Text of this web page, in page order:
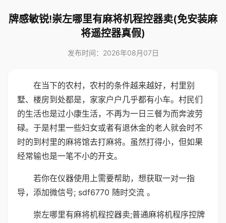
牌感敏锐!崇左哪里有麻将机程控器卖(免安装麻
将遥控器真假)
发布时间：2026年08月07日
在当下的农村，农村的条件越来越好，村里别
墅、楼房到处都是，家家户户几乎都有小车。村民们
的生活也是过小康生活，不再为一日三餐为而奔波劳
碌。于是村里一些妇女或者有退休金的老人就会时不
时的到村里的麻将馆去打麻将。虽然打得小，但如果
经常输也是一笔不小的开支。
若你在仪器使用上需要帮助，想获取一对一指
导，添加微信号; sdf6770 随时交流 。
崇左哪里有麻将机程控器卖;普通麻将机程序控牌